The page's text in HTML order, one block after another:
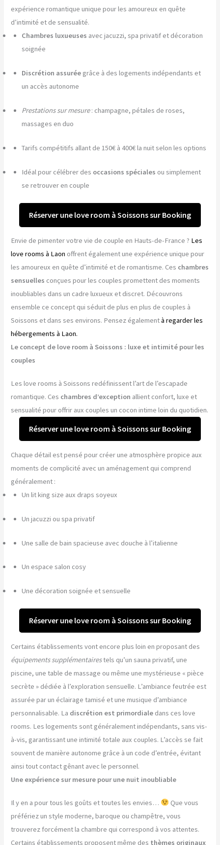
expérience romantique unique pour les amoureux en quête
d’intimité et de sensualité.
Chambres luxueuses avec jacuzzi, spa privatif et décoration
soignée
Discrétion assurée grâce à des logements indépendants et
un accès autonome
Prestations sur mesure: champagne, pétales de roses,
massages en duo
Tarifs compétitifs allant de 150€ à 400€ la nuit selon les options
Idéal pour célébrer des occasions spéciales ou simplement
se retrouver en couple
Réserver une love room à Soissons sur Booking
Envie de pimenter votre vie de couple en Hauts-de-France ? Les
love rooms à Laon offrent également une expérience unique pour
les amoureux en quête d’intimité et de romantisme. Ces chambres
sensuelles conçues pour les couples promettent des moments
inoubliables dans un cadre luxueux et discret. Découvrons
ensemble ce concept qui séduit de plus en plus de couples à
Soissons et dans ses environs. Pensez égalementà regarder les
hébergements à Laon.
Le concept de love room à Soissons : luxe et intimité pour les
couples
Les love rooms à Soissons redéfinissent l’art de l’escapade
romantique. Ces chambres d’exception allient confort, luxe et
sensualité pour offrir aux couples un cocon intime loin du quotidien.
Réserver une love room à Soissons sur Booking
Chaque détail est pensé pour créer une atmosphère propice aux
moments de complicité avec un aménagement qui comprend
généralement :
Un lit king size aux draps soyeux
Un jacuzzi ou spa privatif
Une salle de bain spacieuse avec douche à l’italienne
Un espace salon cosy
Une décoration soignée et sensuelle
Réserver une love room à Soissons sur Booking
Certains établissements vont encore plus loin en proposant des
équipements supplémentairestels qu’un sauna privatif, une
piscine, une table de massage ou même une mystérieuse « pièce
secrète » dédiée à l’exploration sensuelle. L’ambiance feutrée est
assurée par un éclairage tamisé et une musique d’ambiance
personnalisable. La discrétion est primordiale dans ces love
rooms. Les logements sont généralement indépendants, sans vis-
à-vis, garantissant une intimité totale aux couples. L’accès se fait
souvent de manière autonome grâce à un code d’entrée, évitant
ainsi tout contact gênant avec le personnel.
Une expérience sur mesure pour une nuit inoubliable
Il y en a pour tous les goûts et toutes les envies…
Que vous
préfériez un style moderne, baroque ou champêtre, vous
trouverez forcément la chambre qui correspond à vos attentes.
Certains établissements proposent même des thèmes originaux